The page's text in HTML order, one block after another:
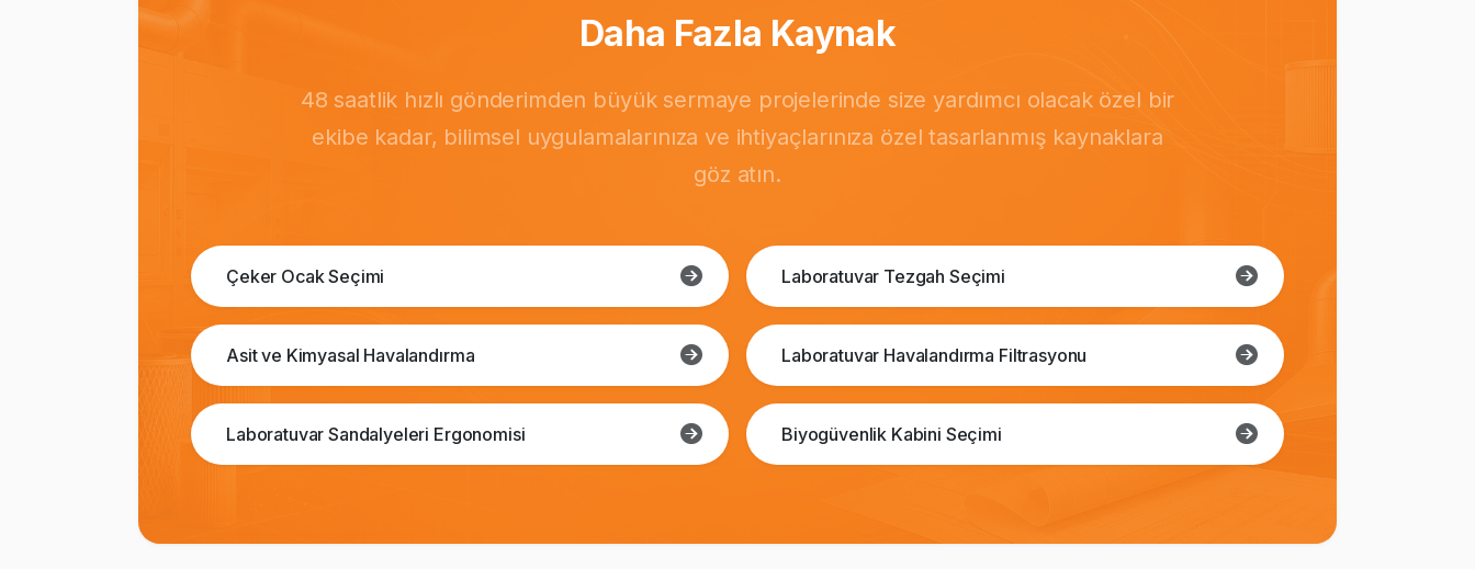
Daha Fazla Kaynak
48 saatlik hızlı gönderimden büyük sermaye projelerinde size yardımcı olacak özel bir
ekibe kadar, bilimsel uygulamalarınıza ve ihtiyaçlarınıza özel tasarlanmış kaynaklara
göz atın.
Çeker Ocak Seçimi Laboratuvar Tezgah Seçimi
Asit ve Kimyasal Havalandırma Laboratuvar Havalandırma Filtrasyonu
Laboratuvar Sandalyeleri Ergonomisi Biyogüvenlik Kabini Seçimi